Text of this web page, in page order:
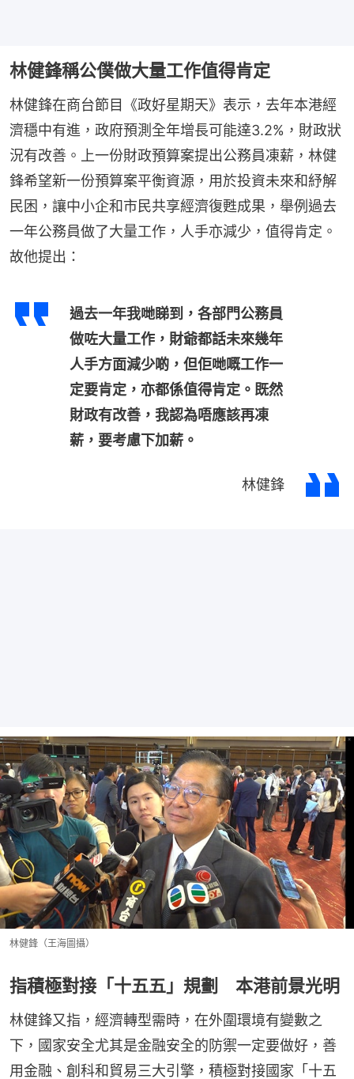
林健鋒稱公僕做大量工作值得肯定
林健鋒在商台節目《政好星期天》表示，去年本港經
濟穩中有進，政府預測全年增長可能達3.2%，財政狀
況有改善。上一份財政預算案提出公務員凍薪，林健
鋒希望新一份預算案平衡資源，用於投資未來和紓解
民困，讓中小企和市民共享經濟復甦成果，舉例過去
一年公務員做了大量工作，人手亦減少，值得肯定。
故他提出：
過去一年我哋睇到，各部門公務員
做咗大量工作，財爺都話未來幾年
人手方面減少啲，但佢哋嘅工作一
定要肯定，亦都係值得肯定。既然
財政有改善，我認為唔應該再凍
薪，要考慮下加薪。
林健鋒
林健鋒（王海圖攝）
指積極對接「十五五」規劃 本港前景光明
林健鋒又指，經濟轉型需時，在外圍環境有變數之
下，國家安全尤其是金融安全的防禦一定要做好，善
用金融、創科和貿易三大引擎，積極對接國家「十五